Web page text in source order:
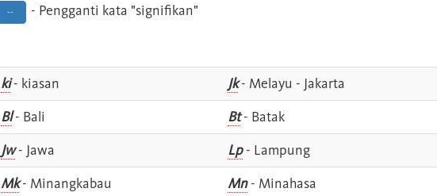
-- - Pengganti kata "signifikan"
ki- kiasan Jk- Melayu - Jakarta
Bl- Bali Bt- Batak
Jw- Jawa Lp- Lampung
Mk- Minangkabau Mn- Minahasa